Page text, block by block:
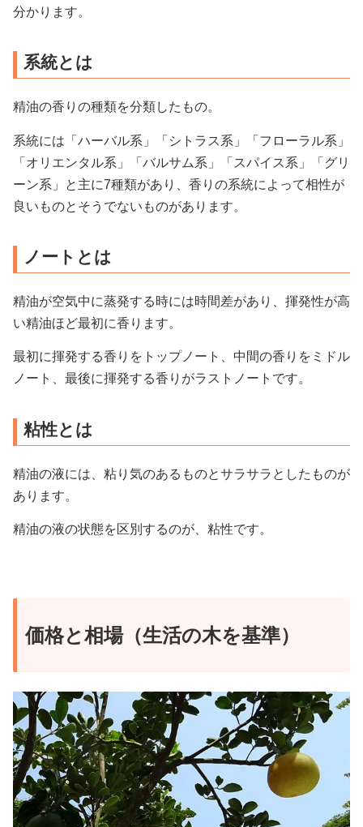
分かります。
系統とは
精油の香りの種類を分類したもの。
系統には「ハーバル系」「シトラス系」「フローラル系」
「オリエンタル系」「バルサム系」「スパイス系」「グリ
ーン系」と主に7種類があり、香りの系統によって相性が
良いものとそうでないものがあります。
ノートとは
精油が空気中に蒸発する時には時間差があり、揮発性が高
い精油ほど最初に香ります。
最初に揮発する香りをトップノート、中間の香りをミドル
ノート、最後に揮発する香りがラストノートです。
粘性とは
精油の液には、粘り気のあるものとサラサラとしたものが
あります。
精油の液の状態を区別するのが、粘性です。
価格と相場（生活の木を基準）